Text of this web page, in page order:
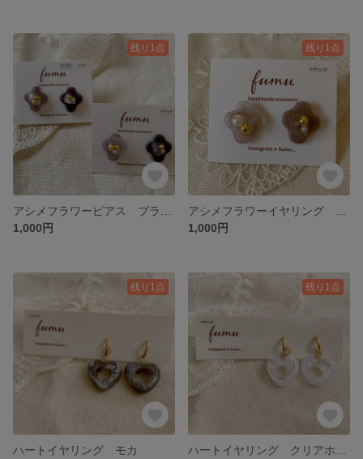
残り1点
1,000円
残り1点
1,000円
残り1点
ハートイヤリング モカ
残り1点